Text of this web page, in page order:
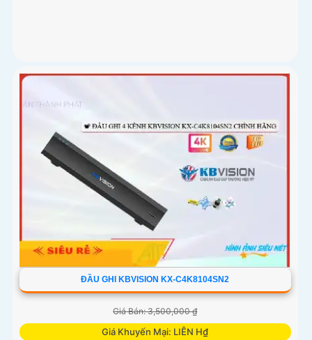
ĐẦU GHI KBVISION KX-C4K8104SN2
Giá Bán: 3,500,000 ₫
Giá Khuyến Mại: LIÊN H₫